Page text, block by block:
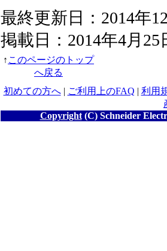
最終更新日：2014年
掲載日：2014年4月25
↑ このページのトップ
へ戻る
初めての方へ| ご利用上のFAQ | 利用
Copyright(C) Schneider